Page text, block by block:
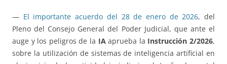
— El importante acuerdo del 28 de enero de 2026, del
Pleno del Consejo General del Poder Judicial, que ante el
auge y los peligros de la IAaprueba la Instrucción 2/2026,
sobre la utilización de sistemas de inteligencia artificial en